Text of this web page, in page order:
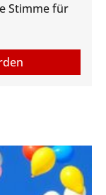
Stimme für